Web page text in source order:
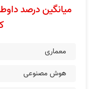
میانگین درصد
معماری
هوش مصنوعی